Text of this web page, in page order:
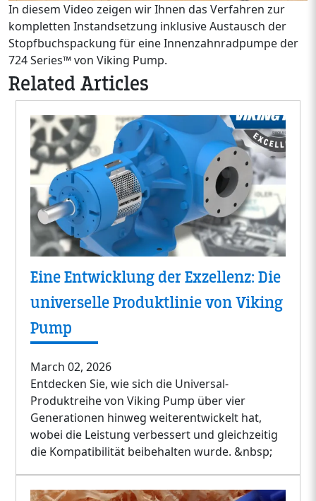
In diesem Video zeigen wir Ihnen das Verfahren zur
kompletten Instandsetzung inklusive Austausch der
Stopfbuchspackung für eine Innenzahnradpumpe der
724 Series™ von Viking Pump.
Related Articles
Eine Entwicklung der Exzellenz: Die
universelle Produktlinie von Viking
Pump
March 02, 2026
Entdecken Sie, wie sich die Universal-
Produktreihe von Viking Pump über vier
Generationen hinweg weiterentwickelt hat,
wobei die Leistung verbessert und gleichzeitig
die Kompatibilität beibehalten wurde. &nbsp;